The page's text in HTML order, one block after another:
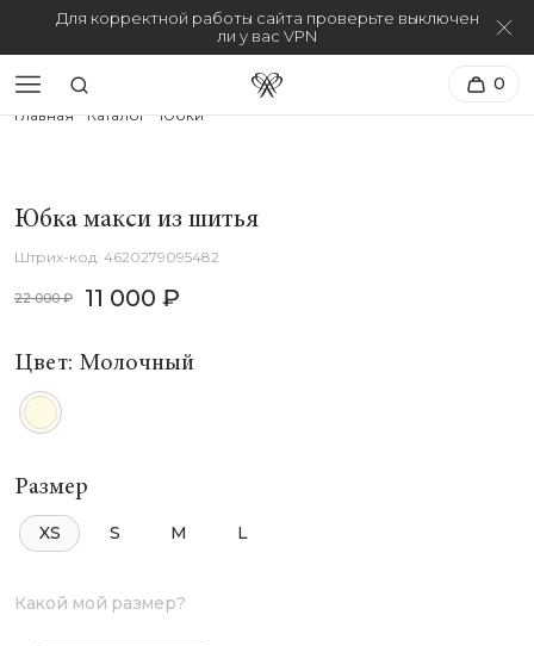
Для корректной работы сайта проверьте выключен
ли у вас VPN
0
Главная Каталог Юбки
Юбка макси из шитья
4620279095482
22 000 ₽ 11 000 ₽
Цвет: Молочный
Размер
XS S M L
Какой мой размер?